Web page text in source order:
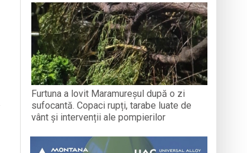
Furtuna a lovit Maramureșul după o zi
sufocantă. Copaci rupți, tarabe luate de
vânt și intervenții ale pompierilor